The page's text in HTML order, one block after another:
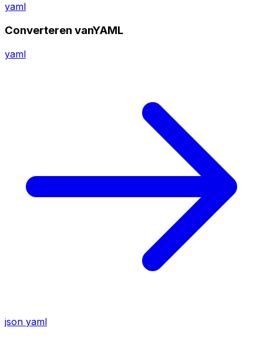
yaml
Converteren vanYAML
yaml
json yaml